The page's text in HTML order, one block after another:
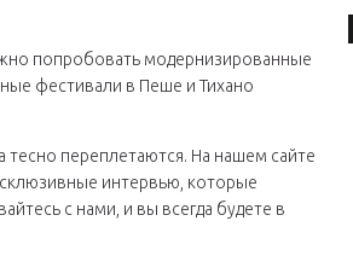
попробовать модернизированные
фестивали в Пеше и Тихано
тесно переплетаются. На нашем сайте
интервью, которые
с нами, и вы всегда будете в